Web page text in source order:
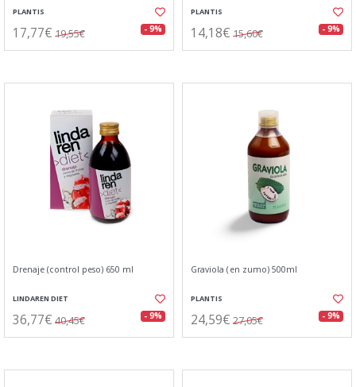
PLANTIS
17,77€ 19,55€ - 9%
PLANTIS
14,18€ 15,60€ - 9%
Drenaje (control peso) 650 ml
LINDAREN DIET
36,77€ 40,45€ - 9%
Graviola (en zumo) 500ml
PLANTIS
24,59€ 27,05€ - 9%